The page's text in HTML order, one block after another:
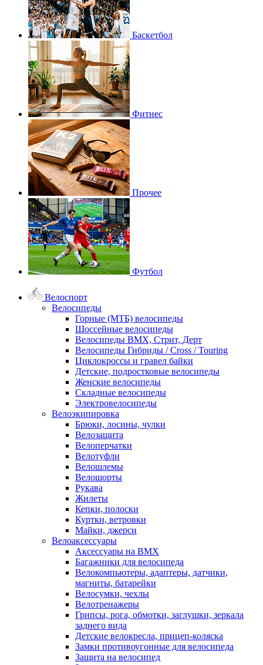
Баскетбол
Фитнес
Прочее
Футбол
Велоспорт
Велосипеды
Горные (МТБ) велосипеды
Шоссейные велосипеды
Велосипеды BMX, Стрит, Дерт
Велосипеды Гибриды / Cross / Touring
Циклокроссы и гравел байки
Детские, подростковые велосипеды
Женские велосипеды
Складные велосипеды
Электровелосипеды
Велоэкипировка
Брюки, лосины, чулки
Велозащита
Велоперчатки
Велотуфли
Велошлемы
Велошорты
Рукава
Жилеты
Кепки, полоски
Куртки, ветровки
Майки, джерси
Велоаксессуары
Аксессуары на BMX
Багажники для велосипеда
Велокомпьютеры, адаптеры, датчики,
магниты, батарейки
Велосумки, чехлы
Велотренажеры
Грипсы, рога, обмотки, заглушки, зеркала
заднего вида
Детские велокресла, прицеп-коляска
Замки противоугонные для велосипеда
Защита на велосипед